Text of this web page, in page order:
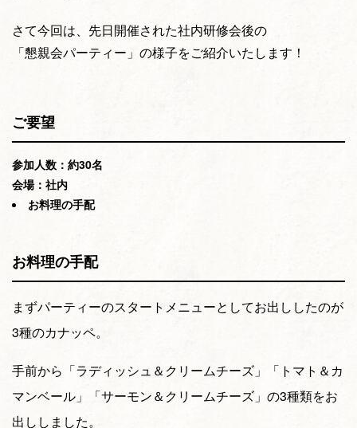
さて今回は、先日開催された社内研修会後の
「懇親会パーティー」の様子をご紹介いたします！
ご要望
参加人数：約30名
会場：社内
お料理の手配
お料理の手配
まずパーティーのスタートメニューとしてお出ししたのが
3種のカナッペ。
手前から「ラディッシュ＆クリームチーズ」「トマト＆カ
マンベール」「サーモン＆クリームチーズ」の3種類をお
出ししました。